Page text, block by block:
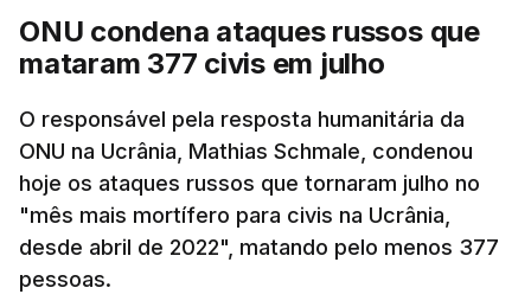
O ataque ucraniano desta noite superou os
recordes anteriores: 556 drones a 17 de maio,
Yevrayev, não houve mortos nem feridos em
consequência do ataque massivo contra
Yaroslavl.
"Ardeu uma casa particular, em vários edifícios as
janelas sofreram danos, vários automóveis foram
ONU condena ataques russos que
mataram 377 civis em julho
O responsável pela resposta humanitária da
ONU na Ucrânia, Mathias Schmale, condenou
hoje os ataques russos que tornaram julho no
"mês mais mortífero para civis na Ucrânia,
desde abril de 2022", matando pelo menos 377
pessoas.